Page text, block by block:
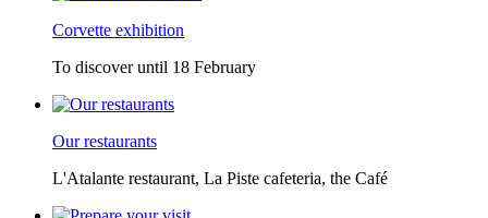
Corvette exhibition
To discover until 18 February
Our restaurants
L'Atalante restaurant, La Piste cafeteria, the Café